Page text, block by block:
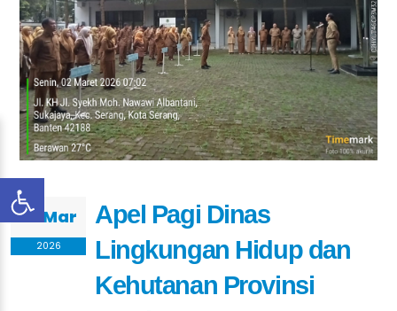
02 Mar
2026
Apel Pagi Dinas
Lingkungan Hidup dan
Kehutanan Provinsi